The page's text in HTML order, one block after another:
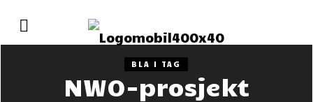
BLA I TAG
NWO-prosjekt